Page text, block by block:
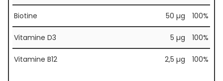
Biotine 50 µg 100%
Vitamine D3 5 µg 100%
Vitamine B12 2,5 µg 100%